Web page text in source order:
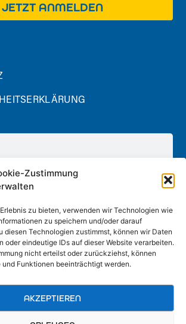
Zustimmung
zu bieten, verwenden wir Technologien wie
zu speichern und/oder darauf
diesen Technologien zustimmst, können wir Daten
oder eindeutige IDs auf dieser Website verarbeiten.
nicht erteilst oder zurückziehst, können
und Funktionen beeinträchtigt werden.
AKZEPTIEREN
JETZT ANMELDEN
1.Stock, 3100 St. Pölten